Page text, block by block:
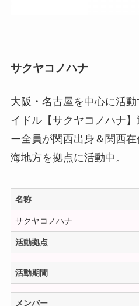
サクヤコノハナ
大阪・名古屋を中心に活
イドル【サクヤコノハナ
ー全員が関西出身＆関西
海地方を拠点に活動中。
名称
サクヤコノハナ
活動拠点
活動期間
メンバー